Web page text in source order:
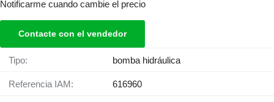
Notificarme cuando cambie el precio
Contacte con el vendedor
Tipo: bomba hidráulica
Referencia IAM: 616960